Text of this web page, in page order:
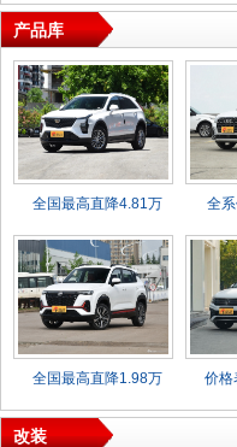
产品库
全国最高直降4.81万 全
全国最高直降1.98万 价格
改装